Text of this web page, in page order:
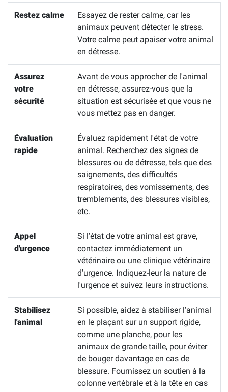
Restez calme
Essayez de rester calme, car les
animaux peuvent détecter le stress.
Votre calme peut apaiser votre animal
en détresse.
Assurez
votre
sécurité
Avant de vous approcher de l'animal
en détresse, assurez-vous que la
situation est sécurisée et que vous ne
vous mettez pas en danger.
Évaluation
rapide
Évaluez rapidement l'état de votre
animal. Recherchez des signes de
blessures ou de détresse, tels que des
saignements, des difficultés
respiratoires, des vomissements, des
tremblements, des blessures visibles,
etc.
Appel
d'urgence
Si l'état de votre animal est grave,
contactez immédiatement un
vétérinaire ou une clinique vétérinaire
d'urgence. Indiquez-leur la nature de
l'urgence et suivez leurs instructions.
Stabilisez
l'animal
Si possible, aidez à stabiliser l'animal
en le plaçant sur un support rigide,
comme une planche, pour les
animaux de grande taille, pour éviter
de bouger davantage en cas de
blessure. Fournissez un soutien à la
colonne vertébrale et à la tête en cas